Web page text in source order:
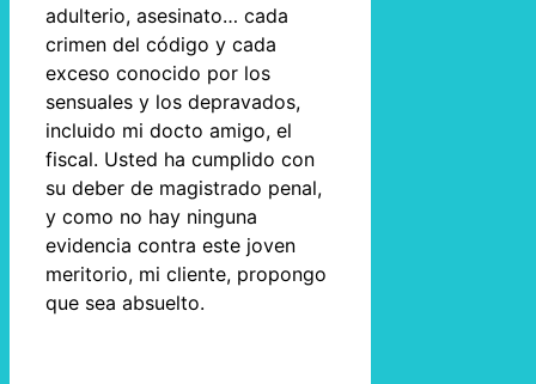
adulterio, asesinato… cada
crimen del código y cada
exceso conocido por los
sensuales y los depravados,
incluido mi docto amigo, el
fiscal. Usted ha cumplido con
su deber de magistrado penal,
y como no hay ninguna
evidencia contra este joven
meritorio, mi cliente, propongo
que sea absuelto.